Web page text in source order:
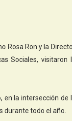
Rosa Ron y la
Sociales, visitaron
en la intersección de
durante todo el año.